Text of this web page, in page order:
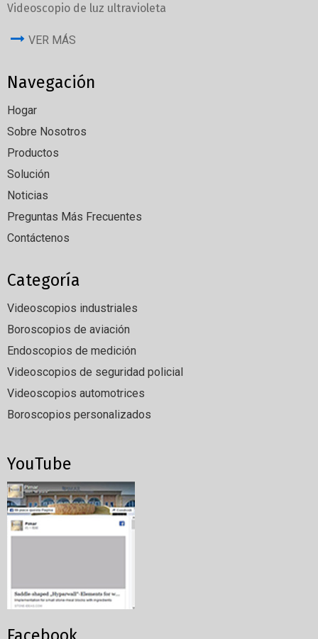
Videoscopio de luz ultravioleta
VER MÁS
Navegación
Hogar
Sobre Nosotros
Productos
Solución
Noticias
Preguntas Más Frecuentes
Contáctenos
Categoría
Videoscopios industriales
Boroscopios de aviación
Endoscopios de medición
Videoscopios de seguridad policial
Videoscopios automotrices
Boroscopios personalizados
YouTube